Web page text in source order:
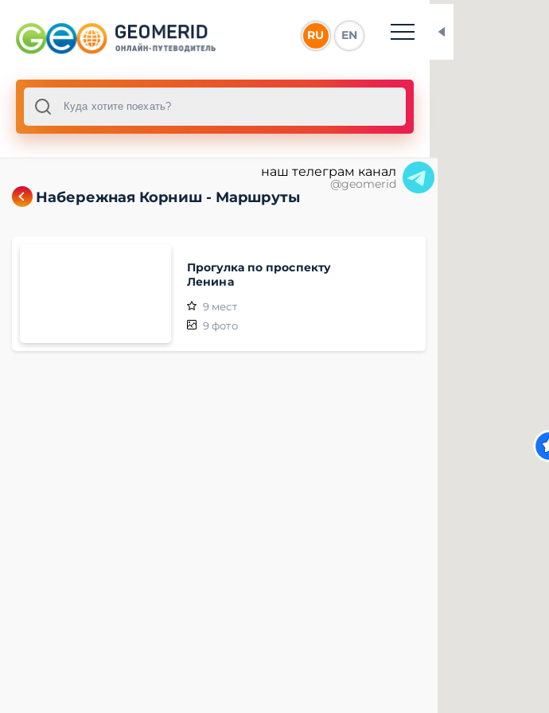
RU EN
наш телеграм канал
@geomerid
Набережная Корниш - Маршруты
Прогулка по проспекту
Ленина
9 мест
9фото